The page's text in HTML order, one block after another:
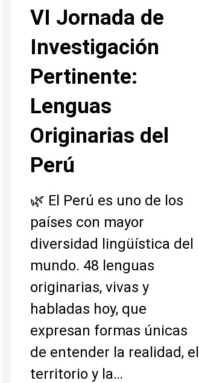
VI Jornada de
Investigación
Pertinente:
Lenguas
Originarias del
Perú
🌿 El Perú es uno de los
países con mayor
diversidad lingüística del
mundo. 48 lenguas
originarias, vivas y
habladas hoy, que
expresan formas únicas
de entender la realidad, el
territorio y la…